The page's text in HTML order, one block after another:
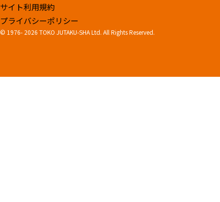
サイト利用規約
プライバシーポリシー
© 1976-2026 TOKO JUTAKU-SHA Ltd. All Rights Reserved.